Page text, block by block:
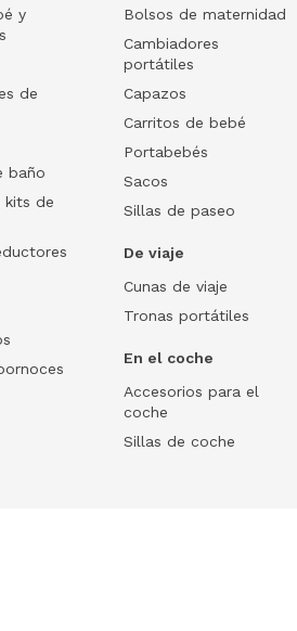
y
de
baño
kits de
Bolsos de maternidad
Cambiadores
portátiles
Capazos
Carritos de bebé
Portabebés
Sacos
Sillas de paseo
De viaje
Cunas de viaje
Tronas portátiles
En el coche
Accesorios para el
coche
Sillas de coche